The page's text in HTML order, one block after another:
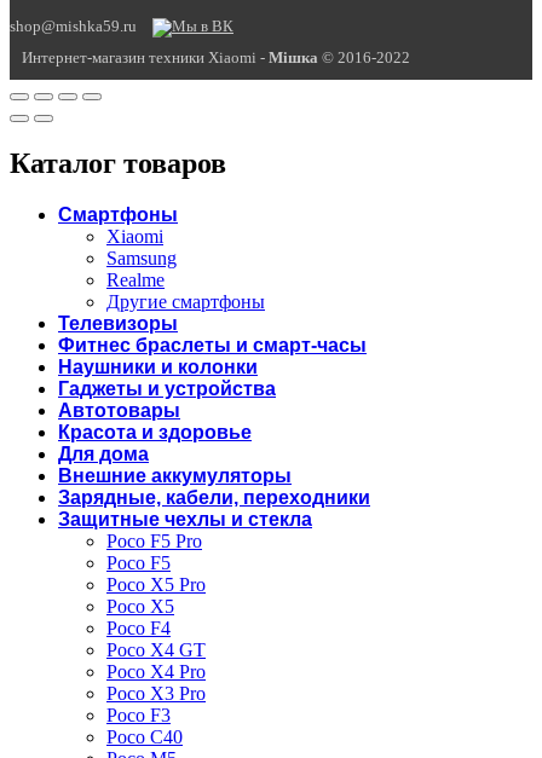
shop@mishka59.ru
Интернет-магазин техники Xiaomi - Miшка © 2016-2022
Каталог товаров
Смартфоны
Xiaomi
Samsung
Realme
Другие смартфоны
Телевизоры
Фитнес браслеты и смарт-часы
Наушники и колонки
Гаджеты и устройства
Автотовары
Красота и здоровье
Для дома
Внешние аккумуляторы
Зарядные, кабели, переходники
Защитные чехлы и стекла
Poco F5 Pro
Poco F5
Poco X5 Pro
Poco X5
Poco F4
Poco X4 GT
Poco X4 Pro
Poco X3 Pro
Poco F3
Poco C40